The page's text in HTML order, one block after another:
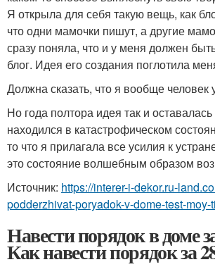
Я открыла для себя такую вещь, как
что одни мамочки пишут, а другие
сразу поняла, что и у меня должен
блог. Идея его создания поглотила
Должна сказать, что я вообще
Но года полтора идея так и
находился в катастрофическом
то что я прилагала все усилия к
это состояние волшебным образом
Источник: https://interer-i-dekor.ru-
podderzhivat-poryadok-v-dome-test-moy-
Навести порядок в доме
Как навести порядок за